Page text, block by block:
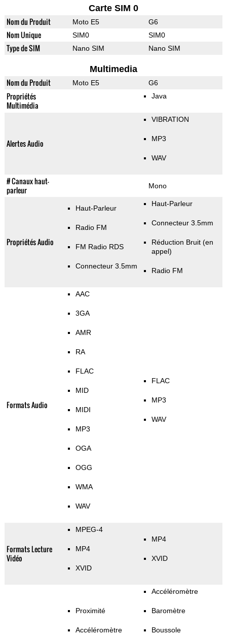
Carte SIM 0
Nom du Produit Moto E5 G6
Nom Unique SIM0 SIM0
Type de SIM Nano SIM Nano SIM
Multimedia
Nom du Produit Moto E5 G6
Propriétés
Multimédia
Java
Alertes Audio
VIBRATION
MP3
WAV
# Canaux haut-
parleur
Mono
Propriétés Audio
Haut-Parleur
Radio FM
FM Radio RDS
Connecteur 3.5mm
Haut-Parleur
Connecteur 3.5mm
Réduction Bruit (en
appel)
Radio FM
Formats Audio
AAC
3GA
AMR
RA
FLAC
MID
MIDI
MP3
OGA
OGG
WMA
WAV
FLAC
MP3
WAV
Formats Lecture
Vidéo
MPEG-4
MP4
XVID
MP4
XVID
Proximité
Accéléromètre
Accéléromètre
Baromètre
Boussole